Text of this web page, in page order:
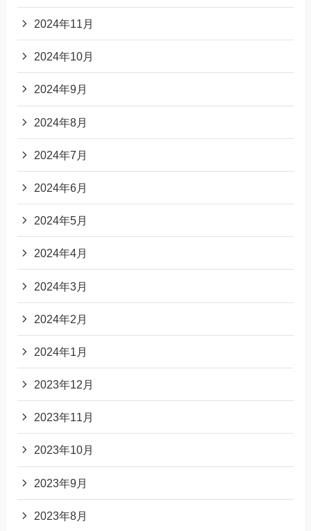
2024年11月
2024年10月
2024年9月
2024年8月
2024年7月
2024年6月
2024年5月
2024年4月
2024年3月
2024年2月
2024年1月
2023年12月
2023年11月
2023年10月
2023年9月
2023年8月